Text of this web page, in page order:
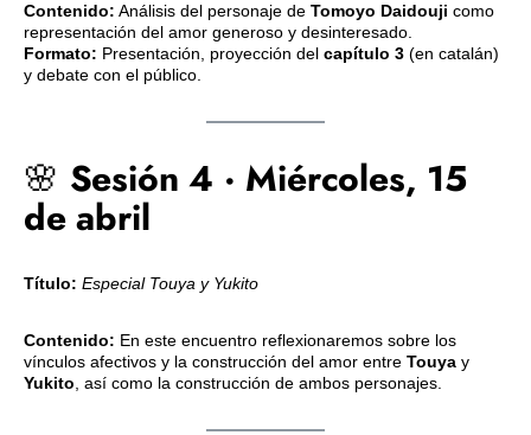
Contenido: Análisis del personaje de Tomoyo Daidouji como
representación del amor generoso y desinteresado.
Formato: Presentación, proyección del capítulo 3 (en catalán)
y debate con el público.
🌸 Sesión 4 · Miércoles, 15
de abril
Título: Especial Touya y Yukito
Contenido: En este encuentro reflexionaremos sobre los
vínculos afectivos y la construcción del amor entre Touya y
Yukito, así como la construcción de ambos personajes.